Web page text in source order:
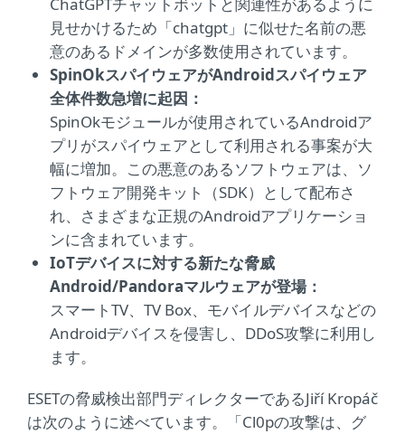
ChatGPTチャットボットと関連性があるように
見せかけるため「chatgpt」に似せた名前の悪
意のあるドメインが多数使用されています。
SpinOkスパイウェアがAndroidスパイウェア
全体件数急増に起因：
SpinOkモジュールが使用されているAndroidア
プリがスパイウェアとして利用される事案が大
幅に増加。この悪意のあるソフトウェアは、ソ
フトウェア開発キット（SDK）として配布さ
れ、さまざまな正規のAndroidアプリケーショ
ンに含まれています。
IoTデバイスに対する新たな脅威
Android/Pandoraマルウェアが登場：
スマートTV、TV Box、モバイルデバイスなどの
Androidデバイスを侵害し、DDoS攻撃に利用し
ます。
ESETの脅威検出部門ディレクターであるJiří Kropáč
は次のように述べています。「Cl0pの攻撃は、グ